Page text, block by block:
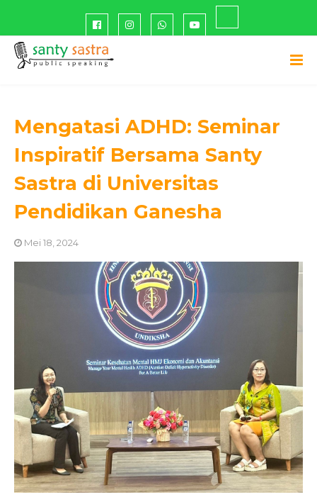
Mengatasi ADHD: Seminar
Inspiratif Bersama Santy
Sastra di Universitas
Pendidikan Ganesha
Mei 18, 2024